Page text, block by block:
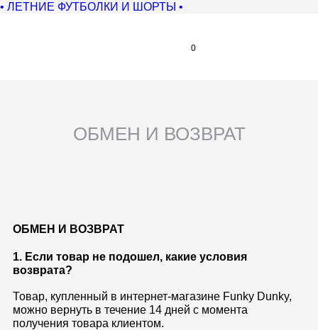
• ЛЕТНИЕ ФУТБОЛКИ И ШОРТЫ •
0
ОБМЕН И ВОЗВРАТ
ОБМЕН И ВОЗВРАТ
1. Если товар не подошел, какие условия
возврата?
Товар, купленный в интернет-магазине Funky Dunky,
можно вернуть в течение 14 дней с момента
получения товара клиентом.